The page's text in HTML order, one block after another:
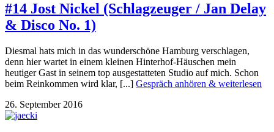
#14 Jost Nickel (Schlagzeuger / Jan Delay
& Disco No. 1)
Diesmal hats mich in das wunderschöne Hamburg verschlagen,
denn hier wartet in einem kleinen Hinterhof-Häuschen mein
heutiger Gast in seinem top ausgestatteten Studio auf mich. Schon
beim Reinkommen wird klar, [...] Gespräch anhören & weiterlesen
26. September 2016